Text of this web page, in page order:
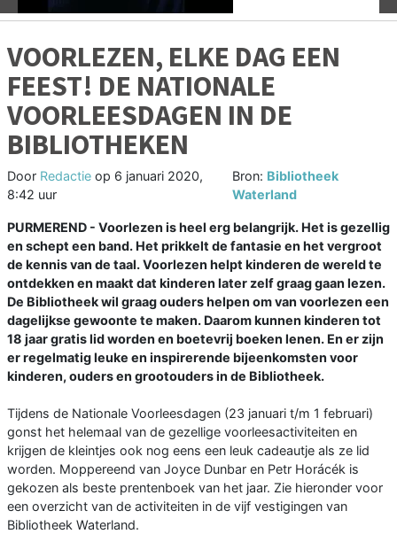
VOORLEZEN, ELKE DAG EEN
FEEST! DE NATIONALE
VOORLEESDAGEN IN DE
BIBLIOTHEKEN
Door Redactie op 6 januari 2020,
8:42 uur
Bron: Bibliotheek
Waterland
PURMEREND - Voorlezen is heel erg belangrijk. Het is gezellig
en schept een band. Het prikkelt de fantasie en het vergroot
de kennis van de taal. Voorlezen helpt kinderen de wereld te
ontdekken en maakt dat kinderen later zelf graag gaan lezen.
De Bibliotheek wil graag ouders helpen om van voorlezen een
dagelijkse gewoonte te maken. Daarom kunnen kinderen tot
18 jaar gratis lid worden en boetevrij boeken lenen. En er zijn
er regelmatig leuke en inspirerende bijeenkomsten voor
kinderen, ouders en grootouders in de Bibliotheek.
Tijdens de Nationale Voorleesdagen (23 januari t/m 1 februari)
gonst het helemaal van de gezellige voorleesactiviteiten en
krijgen de kleintjes ook nog eens een leuk cadeautje als ze lid
worden. Moppereend van Joyce Dunbar en Petr Horácék is
gekozen als beste prentenboek van het jaar. Zie hieronder voor
een overzicht van de activiteiten in de vijf vestigingen van
Bibliotheek Waterland.